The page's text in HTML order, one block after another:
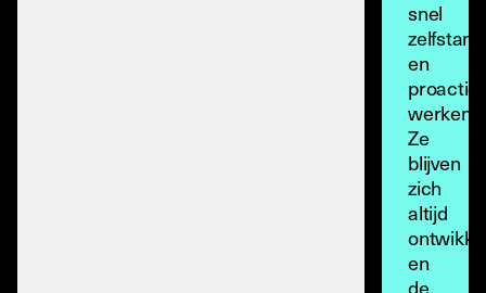
snel
en
proactief
werken.
Ze
blijven
zich
altijd
en